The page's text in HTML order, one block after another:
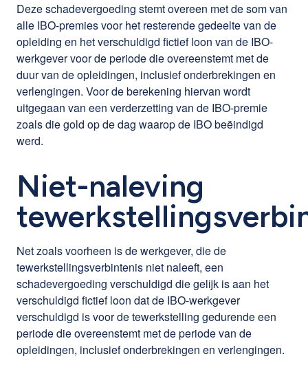
Deze schadevergoeding stemt overeen met de som van
alle IBO-premies voor het resterende gedeelte van de
opleiding en het verschuldigd fictief loon van de IBO-
werkgever voor de periode die overeenstemt met de
duur van de opleidingen, inclusief onderbrekingen en
verlengingen. Voor de berekening hiervan wordt
uitgegaan van een verderzetting van de IBO-premie
zoals die gold op de dag waarop de IBO beëindigd
werd.
Niet-naleving
Net zoals voorheen is de werkgever, die de
tewerkstellingsverbintenis niet naleeft, een
schadevergoeding verschuldigd die gelijk is aan het
verschuldigd fictief loon dat de IBO-werkgever
verschuldigd is voor de tewerkstelling gedurende een
periode die overeenstemt met de periode van de
opleidingen, inclusief onderbrekingen en verlengingen.